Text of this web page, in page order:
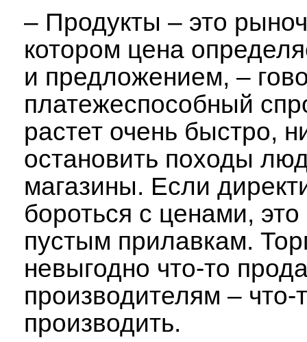
– Продукты – это
котором цена
и предложением, –
платежеспособный
растет очень быстро,
остановить походы
магазины. Если
бороться с ценами, это
пустым прилавкам.
невыгодно что-то
производителям – что-
производить.